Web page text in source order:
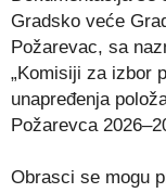
Gradsko veće
Požarevac, sa
„Komisiji za izbor
unapređenja
Požarevca
Obrasci se mogu